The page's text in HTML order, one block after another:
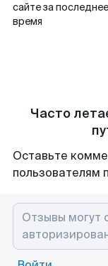
сайте за последнее
время
Часто
Оставьте
пользователям